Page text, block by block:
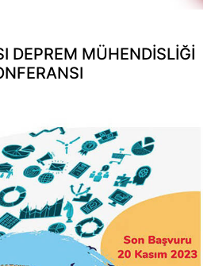
DEPREM MÜHENDİSLİĞİ